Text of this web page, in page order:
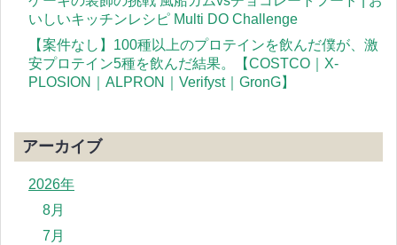
いしいキッチンレシピ Multi DO Challenge
【案件なし】100種以上のプロテインを飲んだ僕が、激
安プロテイン5種を飲んだ結果。【COSTCO｜X-
PLOSION｜ALPRON｜Verifyst｜GronG】
アーカイブ
2026年
8月
7月